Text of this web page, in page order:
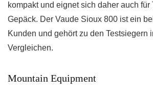
kompakt und eignet sich daher auch für
Gepäck. Der Vaude Sioux 800 ist ein
Kunden und gehört zu den Testsiegern
Vergleichen.
Mountain Equipment